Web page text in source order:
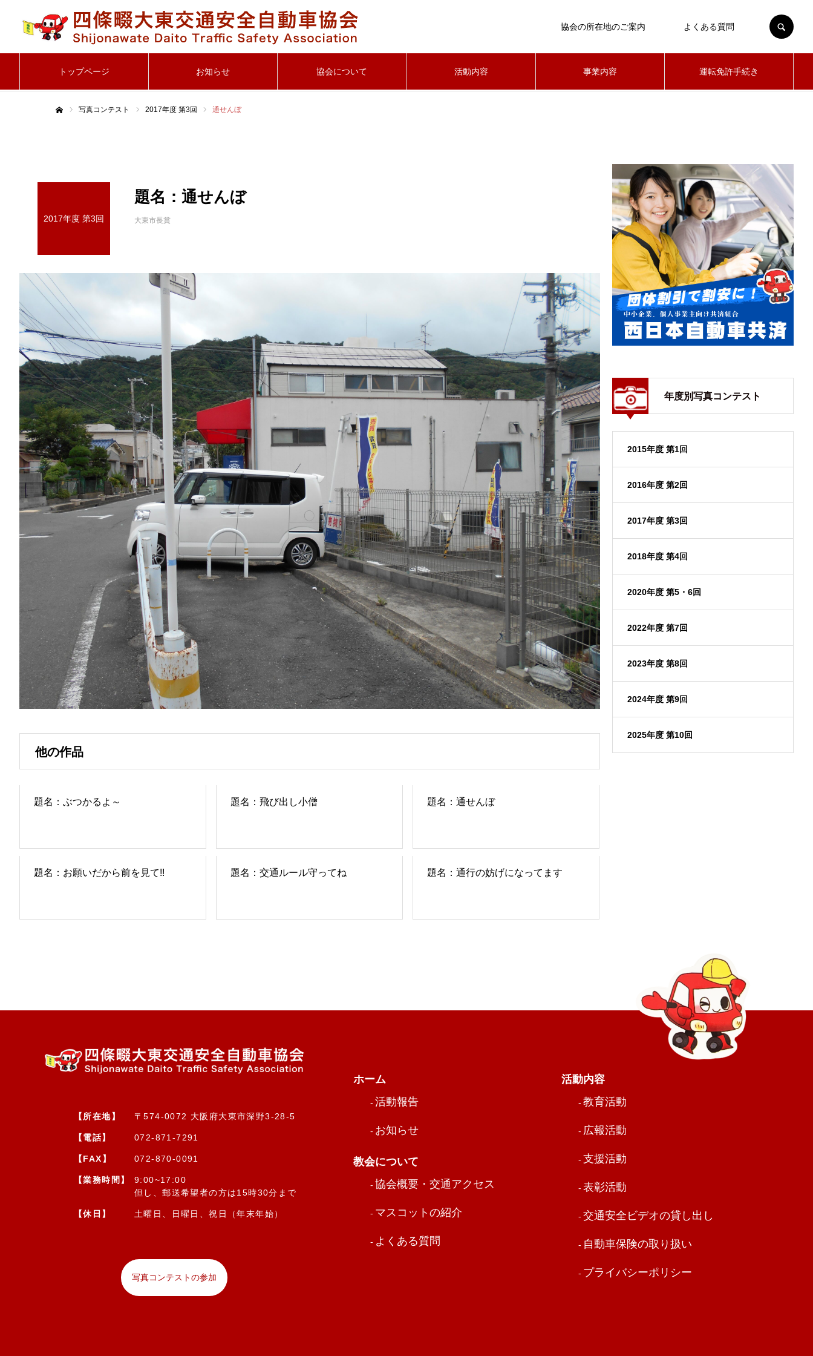
協会の所在地のご案内 よくある質問
SEARCH
トップページ お知らせ 協会について 活動内容 事業内容 運転免許手続き
写真コンテスト 2017年度 第3回 通せんぼ
2017年度 第3回
題名：通せんぼ
大東市長賞
他の作品
題名：ぶつかるよ～ 題名：飛び出し小僧 題名：通せんぼ
題名：お願いだから前を見て!! 題名：交通ルール守ってね 題名：通行の妨げになってます
年度別写真コンテスト
2015年度 第1回
2016年度 第2回
2017年度 第3回
2018年度 第4回
2020年度 第5・6回
2022年度 第7回
2023年度 第8回
2024年度 第9回
2025年度 第10回
【所在地】 〒574-0072 大阪府大東市深野3-28-5
【電話】 072-871-7291
【FAX】 072-870-0091
【業務時間】
9:00~17:00
但し、郵送希望者の方は15時30分まで
【休日】 土曜日、日曜日、祝日（年末年始）
写真コンテストの参加
ホーム
活動報告
お知らせ
教会について
協会概要・交通アクセス
マスコットの紹介
よくある質問
活動内容
教育活動
広報活動
支援活動
表彰活動
交通安全ビデオの貸し出し
自動車保険の取り扱い
プライバシーポリシー